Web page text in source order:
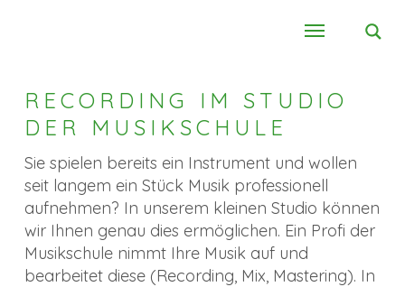
RECORDING IM STUDIO
DER MUSIKSCHULE
Sie spielen bereits ein Instrument und wollen
seit langem ein Stück Musik professionell
aufnehmen? In unserem kleinen Studio können
wir Ihnen genau dies ermöglichen. Ein Profi der
Musikschule nimmt Ihre Musik auf und
bearbeitet diese (Recording, Mix, Mastering). In